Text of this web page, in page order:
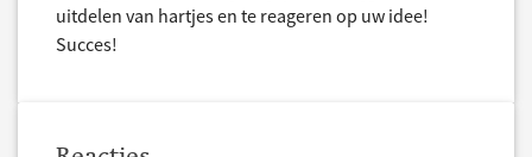
uitdelen van hartjes en te reageren op uw idee!
Succes!